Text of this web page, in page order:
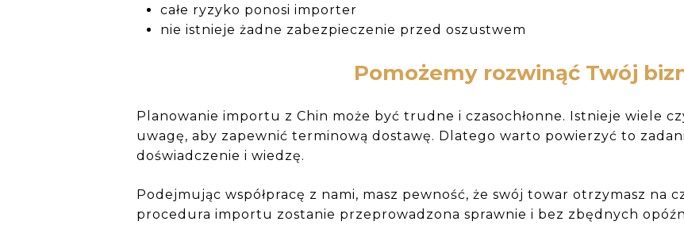
całe ryzyko ponosi importer
nie istnieje żadne zabezpieczenie przed oszustwem
Pomożemy rozwinąć Twój
Planowanie importu z Chin może być trudne i czasochłonne. Istnieje wiele
uwagę, aby zapewnić terminową dostawę. Dlatego warto powierzyć to
doświadczenie i wiedzę.
Podejmując współpracę z nami, masz pewność, że swój towar otrzymasz na
procedura importu zostanie przeprowadzona sprawnie i bez zbędnych